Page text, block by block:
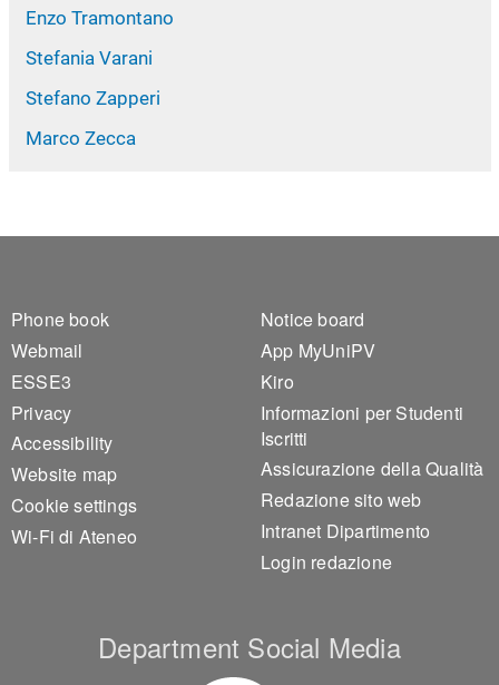
Enzo Tramontano
Stefania Varani
Stefano Zapperi
Marco Zecca
Footer 1
Phone book
Webmail
ESSE3
Privacy
Accessibility
Website map
Cookie settings
Wi-Fi di Ateneo
Footer 2
Notice board
App MyUniPV
Kiro
Informazioni per Studenti
Iscritti
Assicurazione della Qualità
Redazione sito web
Intranet Dipartimento
Login redazione
Department Social Media